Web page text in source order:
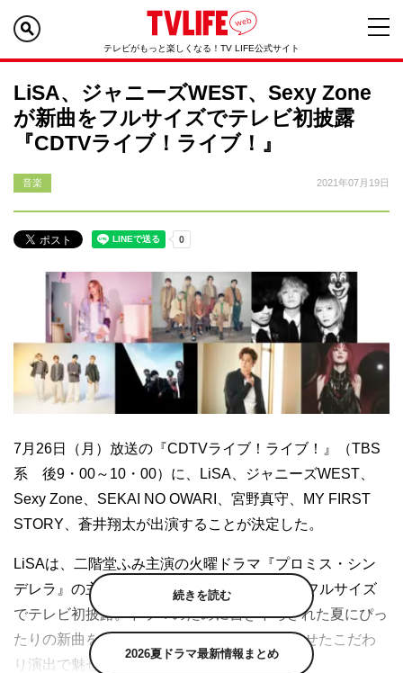
テレビがもっと楽しくなる！TV LIFE公式サイト
LiSA、ジャニーズWEST、Sexy Zone
が新曲をフルサイズでテレビ初披露
『CDTVライブ！ライブ！』
音楽 2021年07月19日
7月26日（月）放送の『CDTVライブ！ライブ！』（TBS
系 後9・00～10・00）に、LiSA、ジャニーズWEST、
Sexy Zone、SEKAI NO OWARI、宮野真守、MY FIRST
STORY、蒼井翔太が出演することが決定した。
LiSAは、二階堂ふみ主演の火曜ドラマ『プロミス・シン
デレラ』の主題歌「HADASHi NO STEP」をフルサイズ
でテレビ初披露。ドラマのために書き下ろされた夏にぴっ
たりの新曲を、LiSAのダンスステップに合わせたこだわ
り演出で魅せる。
続きを読む
2026夏ドラマ最新情報まとめ